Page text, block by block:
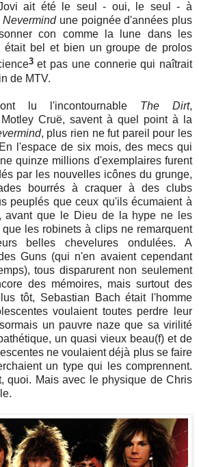
ait été le seul - oui, le seul - à
Nevermindune poignée d'années plus
con comme la lune dans les
était bel et bien un groupe de prolos
3et pas une connerie qui naîtrait
de MTV.
lu l'incontournable The Dirt,
Cruë, savent à quel point à la
, plus rien ne fut pareil pour les
l'espace de six mois, des mecs qui
quinze millions d'exemplaires furent
par les nouvelles icônes du grunge,
bourrés à craquer à des clubs
peuplés que ceux qu'ils écumaient à
avant que le Dieu de la hype ne les
les robinets à clips ne remarquent
belles chevelures ondulées. A
Guns (qui n'en avaient cependant
tous disparurent non seulement
des mémoires, mais surtout des
tôt, Sebastian Bach était l'homme
voulaient toutes perdre leur
un pauvre naze que sa virilité
un quasi vieux beau(f) et de
ne voulaient déjà plus se faire
un type qui les comprennent.
quoi. Mais avec le physique de Chris